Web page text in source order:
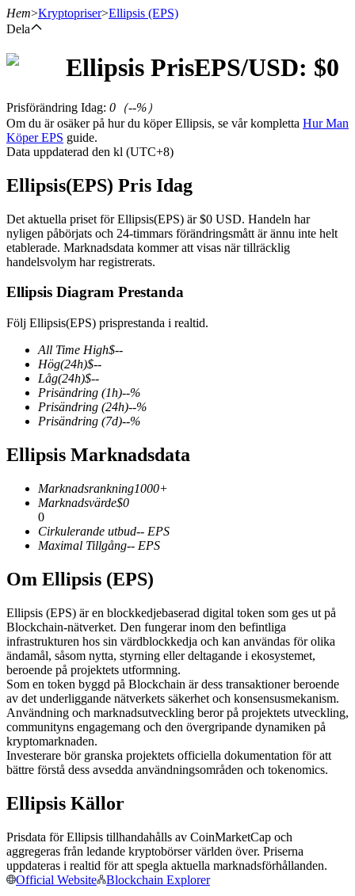
USDT Futures
Futures med USDT som säkerhet
COIN-M Futures
Futures för kryptovaluta
TradFi
Derivat för aktier, valuta, ädelmetaller och råvaror
USDC Futures
Futures med USDC som säkerhet
Kopiera Trading
Hem>Kryptopriser>Ellipsis (EPS)
Dela
Ellipsis PrisEPS/USD: $0
Prisförändring Idag: 0 （--%）
Om du är osäker på hur du köper Ellipsis, se vår kompletta Hur Man
Köper EPS guide.
Data uppdaterad den kl (UTC+8)
Ellipsis(EPS) Pris Idag
Det aktuella priset för Ellipsis(EPS) är $0 USD. Handeln har
nyligen påbörjats och 24-timmars förändringsmått är ännu inte helt
etablerade. Marknadsdata kommer att visas när tillräcklig
handelsvolym har registrerats.
Ellipsis Diagram Prestanda
Följ Ellipsis(EPS) prisprestanda i realtid.
All Time High$--
Hög(24h)$--
Låg(24h)$--
Prisändring (1h)--%
Prisändring (24h)--%
Prisändring (7d)--%
Ellipsis Marknadsdata
Marknadsrankning1000+
Marknadsvärde$0
0
Cirkulerande utbud-- EPS
Maximal Tillgång-- EPS
Om Ellipsis (EPS)
Ellipsis (EPS) är en blockkedjebaserad digital token som ges ut på
Blockchain-nätverket. Den fungerar inom den befintliga
infrastrukturen hos sin värdblockkedja och kan användas för olika
ändamål, såsom nytta, styrning eller deltagande i ekosystemet,
beroende på projektets utformning.
Som en token byggd på Blockchain är dess transaktioner beroende
av det underliggande nätverkets säkerhet och konsensusmekanism.
Användning och marknadsutveckling beror på projektets utveckling,
communityns engagemang och den övergripande dynamiken på
kryptomarknaden.
Investerare bör granska projektets officiella dokumentation för att
bättre förstå dess avsedda användningsområden och tokenomics.
Ellipsis Källor
Prisdata för Ellipsis tillhandahålls av CoinMarketCap och
aggregeras från ledande kryptobörser världen över. Priserna
uppdateras i realtid för att spegla aktuella marknadsförhållanden.
Official Website
Blockchain Explorer